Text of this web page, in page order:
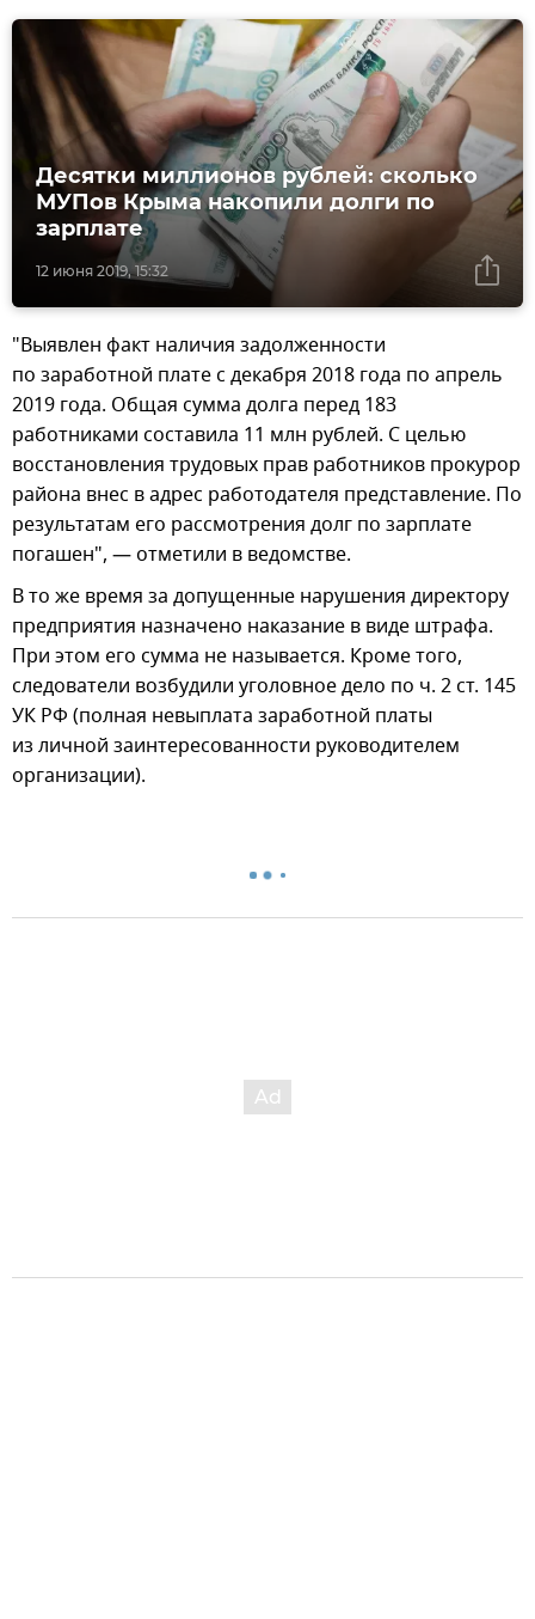
12 июня 2019, 15:32
Десятки миллионов рублей: сколько
МУПов Крыма накопили долги по
зарплате
"Выявлен факт наличия задолженности
по заработной плате с декабря 2018 года по апрель
2019 года. Общая сумма долга перед 183
работниками составила 11 млн рублей. С целью
восстановления трудовых прав работников прокурор
района внес в адрес работодателя представление. По
результатам его рассмотрения долг по зарплате
погашен", — отметили в ведомстве.
В то же время за допущенные нарушения директору
предприятия назначено наказание в виде штрафа.
При этом его сумма не называется. Кроме того,
следователи возбудили уголовное дело по ч. 2 ст. 145
УК РФ (полная невыплата заработной платы
из личной заинтересованности руководителем
организации).